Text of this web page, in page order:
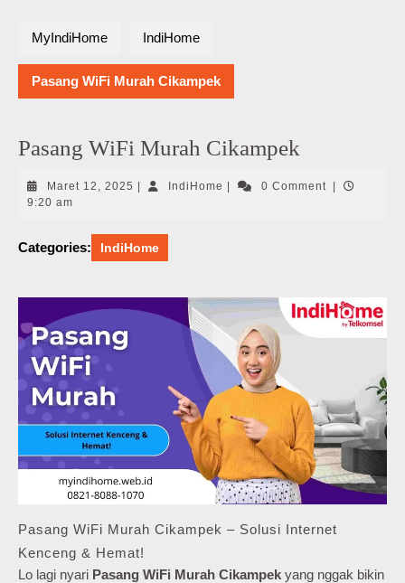
MyIndiHome IndiHome
Pasang WiFi Murah Cikampek
Pasang WiFi Murah Cikampek
Maret 12, 2025 Maret
IndiHome IndiHome0 Comment
9:20 am
Categories: IndiHome
Pasang WiFi Murah Cikampek – Solusi Internet
Kenceng & Hemat!
Lo lagi nyari Pasang WiFi Murah Cikampek yang nggak bikin